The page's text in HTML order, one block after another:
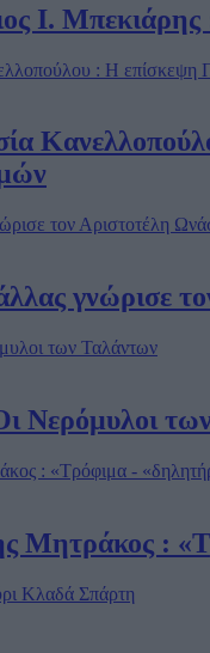
Ι. Μπεκιάρης
γνώρισε
Νερόμυλοι
Μητράκος :